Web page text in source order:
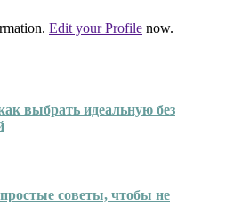
Edit your Profile now.
выбрать идеальную без
советы, чтобы не